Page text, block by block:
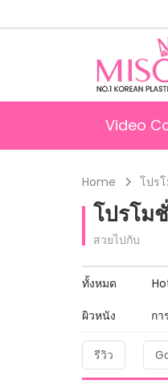
Video
Home โปร
โปรโม
สวยไปกับ
ทั้งหมด
ผิวหนัง
กา
รีวิว